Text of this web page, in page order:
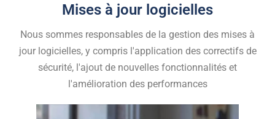
Mises à jour logicielles
Nous sommes responsables de la gestion des mises à
jour logicielles, y compris l'application des correctifs de
sécurité, l'ajout de nouvelles fonctionnalités et
l'amélioration des performances